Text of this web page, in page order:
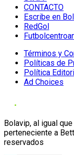
CONTACTO
Escribe en
RedGol
Términos y
Políticas de
Política
Ad Choices
Bolavip, al igual
perteneciente a
reservados